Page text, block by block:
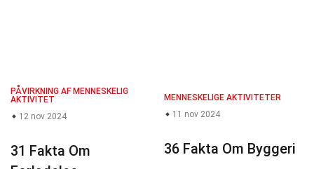
PÅVIRKNING AF MENNESKELIG
AKTIVITET
12 nov 2024
31 Fakta Om
MENNESKELIGE AKTIVITETER
11 nov 2024
36 Fakta Om Byggeri